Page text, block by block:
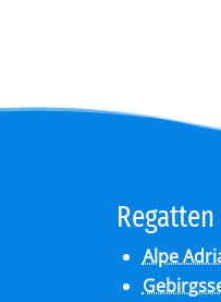
Re­gat­ten
Alpe